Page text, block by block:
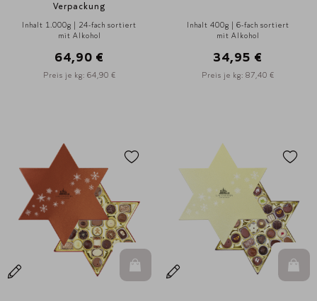
Verpackung
Inhalt 1.000g | 24-fach sortiert
mit Alkohol
64,90 €
Preis je kg: 64,90 €
Inhalt 400g | 6-fach sortiert
mit Alkohol
34,95 €
Preis je kg: 87,40 €
In den Warenkorb In